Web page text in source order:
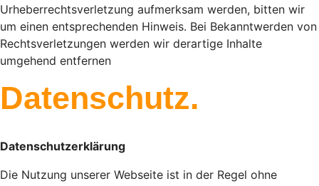
Urheberrechtsverletzung aufmerksam werden, bitten wir
um einen entsprechenden Hinweis. Bei Bekanntwerden von
Rechtsverletzungen werden wir derartige Inhalte
umgehend entfernen
Datenschutz.
Datenschutzerklärung
Die Nutzung unserer Webseite ist in der Regel ohne